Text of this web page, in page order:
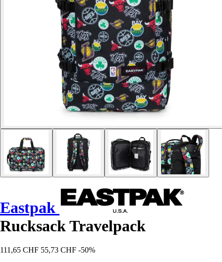
Eastpak
Rucksack Travelpack
111,65 CHF 55,73 CHF -50%